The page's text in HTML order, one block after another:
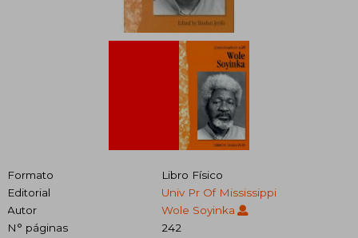
Formato
Libro Físico
Editorial
Univ Pr Of Mississippi
Autor
Wole Soyinka
N° páginas
242